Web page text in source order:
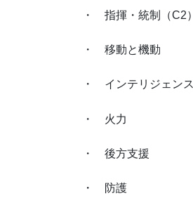
・ 指揮・統制（C2
・ 移動と機動
・ インテリジェンス
・ 火力
・ 後方支援
・ 防護